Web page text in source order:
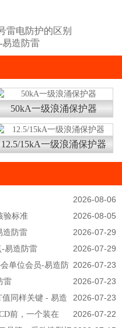
雷电防护的区别
易造防雷
50kA一级浪涌保护器
12.5/15kA一级浪涌保护器
2026-08-06
2026-08-05
验标准
2026-07-29
造防雷
2026-07-29
易造防雷
2026-07-23
单位会员-易造防
2026-07-23
雷
2026-07-23
同样关键 - 易造
2026-07-22
前，一个装在